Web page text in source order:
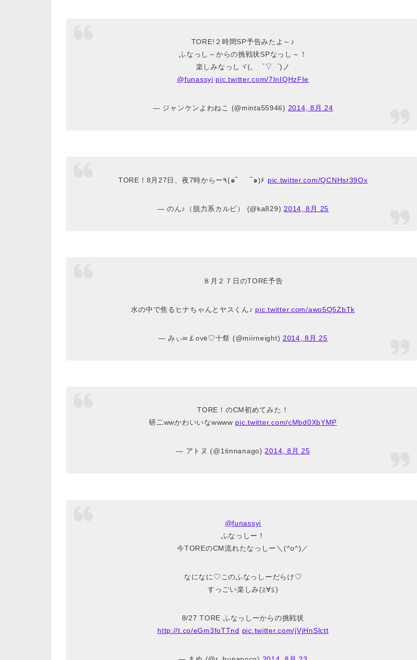
TORE!２時間SP予告みたよ～♪
ふなっし～からの挑戦状SPなっし～！
楽しみなっしヾ(。゜▽゜)ノ
@funassyi pic.twitter.com/7InIQHzFIe
— ジャンケンよわねこ (@minta55946) 2014, 8月 24
TORE！8月27日、夜7時からー٩(๑‾ ‾๑)۶ pic.twitter.com/QCNHsr39Ox
— のん♪（脱力系カルビ） (@ka829) 2014, 8月 25
８月２７日のTORE予告
水の中で焦るヒナちゃんとヤスくん♪ pic.twitter.com/awo5Q5ZbTk
— みぃ∞￡ονё♡十祭 (@miirneight) 2014, 8月 25
TORE！のCM初めてみた！
研二wwかわいいなwwww pic.twitter.com/cMbd0XbYMP
— アトヌ (@1tinnanago)2014, 8月 25
@funassyi
ふなっしー！
今TOREのCM流れたなっしー＼(^o^)／
なになに♡このふなっしーだらけ♡
すっごい楽しみ(≧∀≦)
8/27 TORE ふなっしーからの挑戦状
http://t.co/eGm3foTTnd pic.twitter.com/jVjHnSlctt